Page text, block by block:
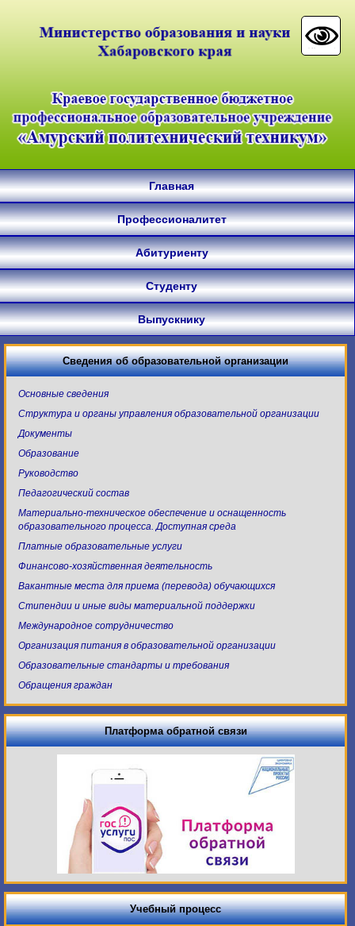
Главная
Профессионалитет
Абитуриенту
Студенту
Выпускнику
Сведения об образовательной организации
Основные сведения
Структура и органы управления образовательной организации
Документы
Образование
Руководство
Педагогический состав
Материально-техническое обеспечение и оснащенность
образовательного процесса. Доступная среда
Платные образовательные услуги
Финансово-хозяйственная деятельность
Вакантные места для приема (перевода) обучающихся
Стипендии и иные виды материальной поддержки
Международное сотрудничество
Организация питания в образовательной организации
Образовательные стандарты и требования
Обращения граждан
Платформа обратной связи
Учебный процесс